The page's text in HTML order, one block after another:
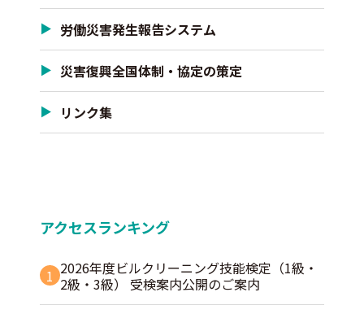
労働災害発生報告システム
災害復興全国体制・協定の策定
リンク集
アクセスランキング
1 2026年度ビルクリーニング技能検定（1級・
2級・3級） 受検案内公開のご案内